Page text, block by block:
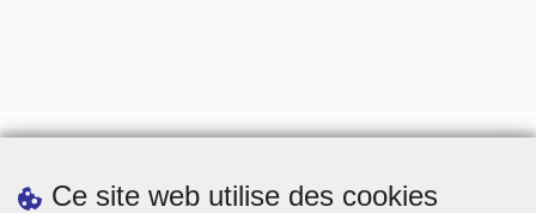
Ce site web utilise des cookies
Téléchargements